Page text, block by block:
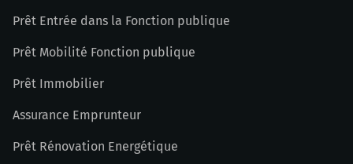
Prêt Entrée dans la Fonction publique
Prêt Mobilité Fonction publique
Prêt Immobilier
Assurance Emprunteur
Prêt Rénovation Energétique